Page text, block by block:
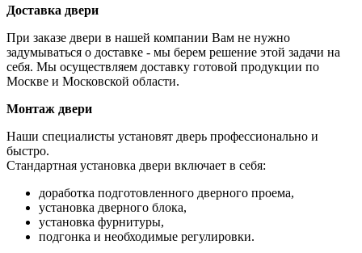
Доставка двери
При заказе двери в нашей компании Вам не нужно
задумываться о доставке - мы берем решение этой задачи на
себя. Мы осуществляем доставку готовой продукции по
Москве и Московской области.
Монтаж двери
Наши специалисты установят дверь профессионально и
быстро.
Стандартная установка двери включает в себя:
доработка подготовленного дверного проема,
установка дверного блока,
установка фурнитуры,
подгонка и необходимые регулировки.